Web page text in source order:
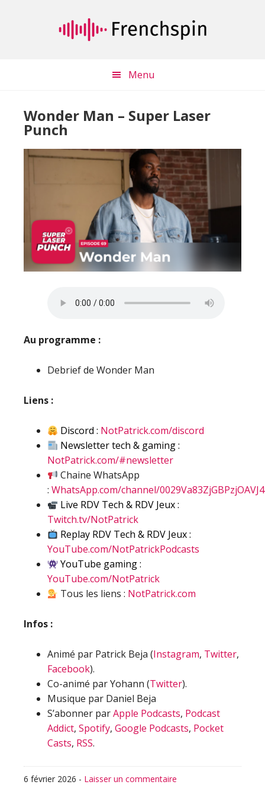
Menu
Wonder Man – Super Laser
Punch
Au programme :
Debrief de Wonder Man
Liens :
Discord : NotPatrick.com/discord
Newsletter tech & gaming :
NotPatrick.com/#newsletter
Chaine WhatsApp
: WhatsApp.com/channel/
Live RDV Tech & RDV Jeux :
Twitch.tv/NotPatrick
Replay RDV Tech & RDV Jeux :
YouTube.com/NotPatrickPodcasts
YouTube gaming :
YouTube.com/NotPatrick
Tous les liens : NotPatrick.com
Infos :
Animé par Patrick Beja (Instagram, Twitter,
Facebook).
Co-animé par Yohann (Twitter).
Musique par Daniel Beja
S’abonner parApple Podcasts, Podcast
Addict, Spotify, Google Podcasts, Pocket
Casts, RSS.
6 février 2026 - Laisser un commentaire